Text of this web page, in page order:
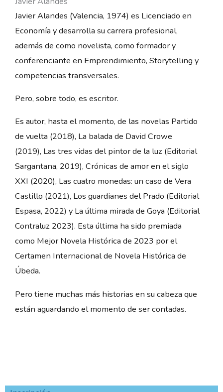
Javier Alandes (Valencia, 1974) es Licenciado en
Economía y desarrolla su carrera profesional,
además de como novelista, como formador y
conferenciante en Emprendimiento, Storytelling y
competencias transversales.
Pero, sobre todo, es escritor.
Es autor, hasta el momento, de las novelas Partido
de vuelta (2018), La balada de David Crowe
(2019), Las tres vidas del pintor de la luz (Editorial
Sargantana, 2019), Crónicas de amor en el siglo
XXI (2020), Las cuatro monedas: un caso de Vera
Castillo (2021), Los guardianes del Prado (Editorial
Espasa, 2022) y La última mirada de Goya (Editorial
Contraluz 2023). Esta última ha sido premiada
como Mejor Novela Histórica de 2023 por el
Certamen Internacional de Novela Histórica de
Úbeda.
Pero tiene muchas más historias en su cabeza que
están aguardando el momento de ser contadas.